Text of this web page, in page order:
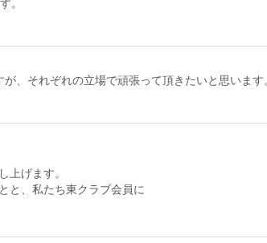
、それぞれの立場で頑張って頂きたいと思います
げます。
と、私たち東クラブ会員に